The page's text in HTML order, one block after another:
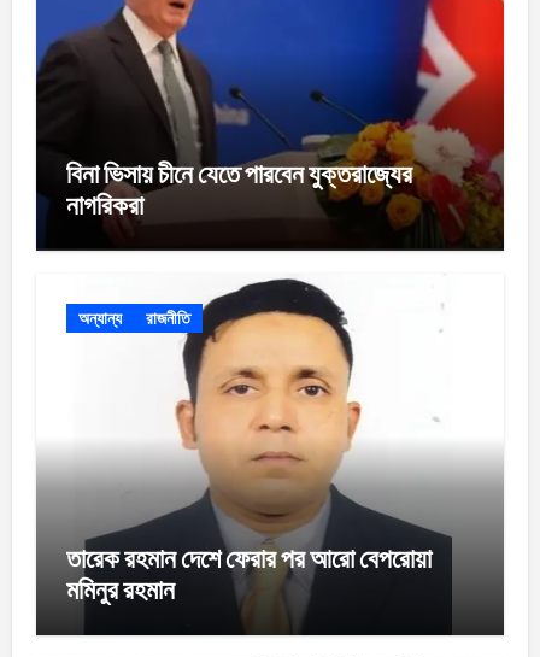
বিনা ভিসায় চীনে যেতে পারবেন যুক্তরাজ্যের
নাগরিকরা
অন্যান্য রাজনীতি
তারেক রহমান দেশে ফেরার পর আরো বেপরোয়া
মমিনুর রহমান